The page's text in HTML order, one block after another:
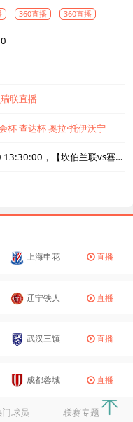
360直播 360直播
联直播
杯查达杯奥拉·托伊沃宁
【直播内容】：北京时间2026-05-30 13:30:00，【坎伯兰联vs塞利斯贝瑞联】直播准时在线播放，喜欢看比赛的朋友可以提前收藏本页面以免错过直播。盈点直播网_足球直播还为您在本页面索引了相关直播、坎伯兰联直播、塞利斯贝瑞联直播的近期比赛列表以及两队历史交锋、两队赛程。
上海申花 直播
辽宁铁人 直播
武汉三镇 直播
成都蓉城 直播
球员 联赛专题